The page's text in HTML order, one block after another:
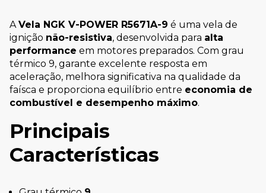
AVela NGK V-POWER R5671A-9 é uma vela de
ignição não-resistiva, desenvolvida para alta
performance em motores preparados. Com grau
térmico 9, garante excelente resposta em
aceleração, melhora significativa na qualidade da
faísca e proporciona equilíbrio entre economia de
combustível e desempenho máximo.
Principais
Características